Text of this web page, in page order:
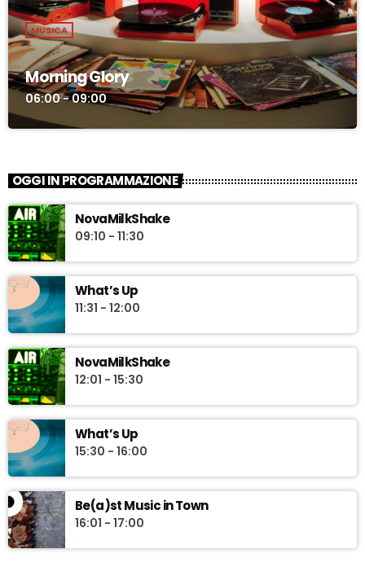
MUSICA
Morning Glory
06:00 - 09:00
OGGI IN PROGRAMMAZIONE
NovaMilkShake
09:10 - 11:30
What’s Up
11:31 - 12:00
NovaMilkShake
12:01 - 15:30
What’s Up
15:30 - 16:00
Be(a)st Music in Town
16:01 - 17:00